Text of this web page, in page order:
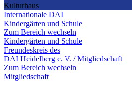
Kulturhaus
Internationale DAI
Kindergärten und Schule
Zum Bereich wechseln
Kindergärten und Schule
Freundeskreis des
DAI Heidelberg e. V. / Mitgliedschaft
Zum Bereich wechseln
Mitgliedschaft